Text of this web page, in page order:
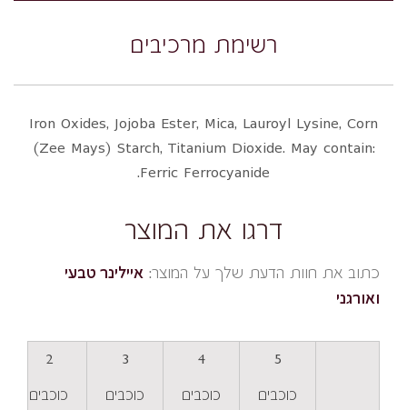
רשימת מרכיבים
Iron Oxides, Jojoba Ester, Mica, Lauroyl Lysine, Corn
(Zee Mays) Starch, Titanium Dioxide. May contain:
Ferric Ferrocyanide.
דרגו את המוצר
כתוב את חוות הדעת שלך על המוצר: איילינר טבעי
ואורגני
5
כוכבים
4
כוכבים
3
כוכבים
2
כוכבים